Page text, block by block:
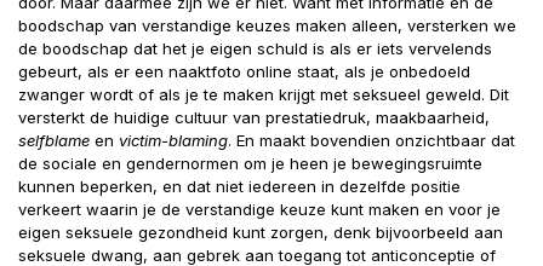
boodschap van verstandige keuzes maken alleen, versterken we
de boodschap dat het je eigen schuld is als er iets vervelends
gebeurt, als er een naaktfoto online staat, als je onbedoeld
zwanger wordt of als je te maken krijgt met seksueel geweld. Dit
versterkt de huidige cultuur van prestatiedruk, maakbaarheid,
selfblame en victim-blaming. En maakt bovendien onzichtbaar dat
de sociale en gendernormen om je heen je bewegingsruimte
kunnen beperken, en dat niet iedereen in dezelfde positie
verkeert waarin je de verstandige keuze kunt maken en voor je
eigen seksuele gezondheid kunt zorgen, denk bijvoorbeeld aan
seksuele dwang, aan gebrek aan toegang tot anticonceptie of